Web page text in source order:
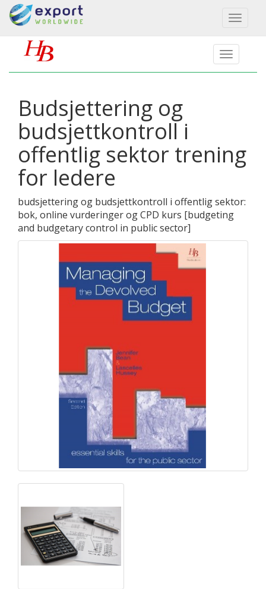
Toggle
Budsjettering og
budsjettkontroll i
offentlig sektor trening
for ledere
budsjettering og budsjettkontroll i offentlig sektor:
bok, online vurderinger og CPD kurs [budgeting
and budgetary control in public sector]